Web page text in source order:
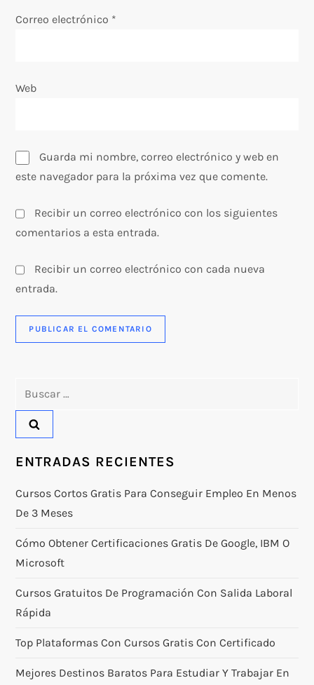
t
a
a
s
Correo electrónico *
Web
Guarda mi nombre, correo electrónico y web en
este navegador para la próxima vez que comente.
Recibir un correo electrónico con los siguientes
comentarios a esta entrada.
Recibir un correo electrónico con cada nueva
entrada.
ENTRADAS RECIENTES
Cursos Cortos Gratis Para Conseguir Empleo En Menos
De 3 Meses
Cómo Obtener Certificaciones Gratis De Google, IBM O
Microsoft
Cursos Gratuitos De Programación Con Salida Laboral
Rápida
Top Plataformas Con Cursos Gratis Con Certificado
Mejores Destinos Baratos Para Estudiar Y Trabajar En